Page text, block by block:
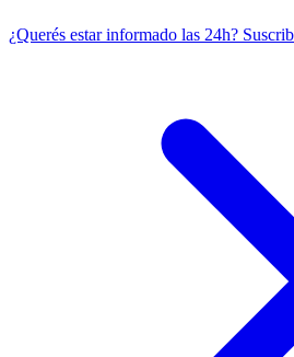
¿Querés estar informado las 24h?